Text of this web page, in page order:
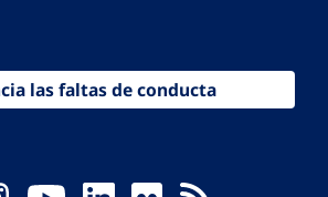
las faltas de conducta